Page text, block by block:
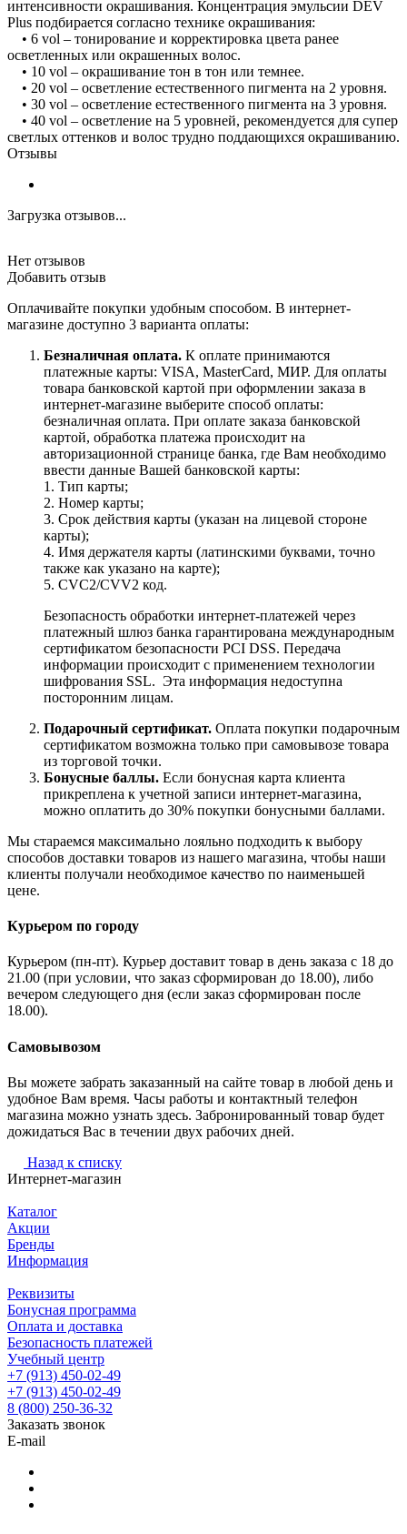
интенсивности окрашивания. Концентрация эмульсии DEV
Plus подбирается согласно технике окрашивания:
• 6 vol – тонирование и корректировка цвета ранее
осветленных или окрашенных волос.
• 10 vol – окрашивание тон в тон или темнее.
• 20 vol – осветление естественного пигмента на 2 уровня.
• 30 vol – осветление естественного пигмента на 3 уровня.
• 40 vol – осветление на 5 уровней, рекомендуется для супер
светлых оттенков и волос трудно поддающихся окрашиванию.
Отзывы
Загрузка отзывов...
Нет отзывов
Добавить отзыв
Оплачивайте покупки удобным способом. В интернет-
магазине доступно 3 варианта оплаты:
Безналичная оплата. К оплате принимаются
платежные карты: VISA, MasterCard, МИР. Для оплаты
товара банковской картой при оформлении заказа в
интернет-магазине выберите способ оплаты:
безналичная оплата. При оплате заказа банковской
картой, обработка платежа происходит на
авторизационной странице банка, где Вам необходимо
ввести данные Вашей банковской карты:
1. Тип карты;
2. Номер карты;
3. Срок действия карты (указан на лицевой стороне
карты);
4. Имя держателя карты (латинскими буквами, точно
также как указано на карте);
5. CVC2/CVV2 код.
Безопасность обработки интернет-платежей через
платежный шлюз банка гарантирована международным
сертификатом безопасности PCI DSS. Передача
информации происходит с применением технологии
шифрования SSL. Эта информация недоступна
посторонним лицам.
Подарочный сертификат. Оплата покупки подарочным
сертификатом возможна только при самовывозе товара
из торговой точки.
Бонусные баллы. Если бонусная карта клиента
прикреплена к учетной записи интернет-магазина,
можно оплатить до 30% покупки бонусными баллами.
Мы стараемся максимально лояльно подходить к выбору
способов доставки товаров из нашего магазина, чтобы наши
клиенты получали необходимое качество по наименьшей
цене.
Курьером по городу
Курьером (пн-пт). Курьер доставит товар в день заказа с 18 до
21.00 (при условии, что заказ сформирован до 18.00), либо
вечером следующего дня (если заказ сформирован после
18.00).
Самовывозом
Вы можете забрать заказанный на сайте товар в любой день и
удобное Вам время. Часы работы и контактный телефон
магазина можно узнать здесь. Забронированный товар будет
дожидаться Вас в течении двух рабочих дней.
Назад к списку
Интернет-магазин
Каталог
Акции
Бренды
Информация
Реквизиты
Бонусная программа
Оплата и доставка
Безопасность платежей
Учебный центр
+7 (913) 450-02-49
+7 (913) 450-02-49
8 (800) 250-36-32
Заказать звонок
E-mail